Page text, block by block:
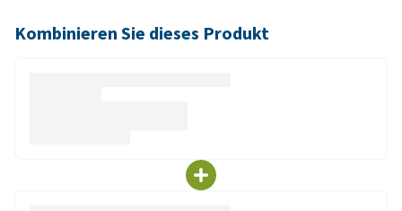
Kombinieren Sie dieses Produkt